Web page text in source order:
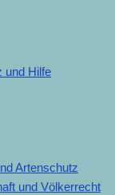
und Hilfe
Artenschutz
und Völkerrecht